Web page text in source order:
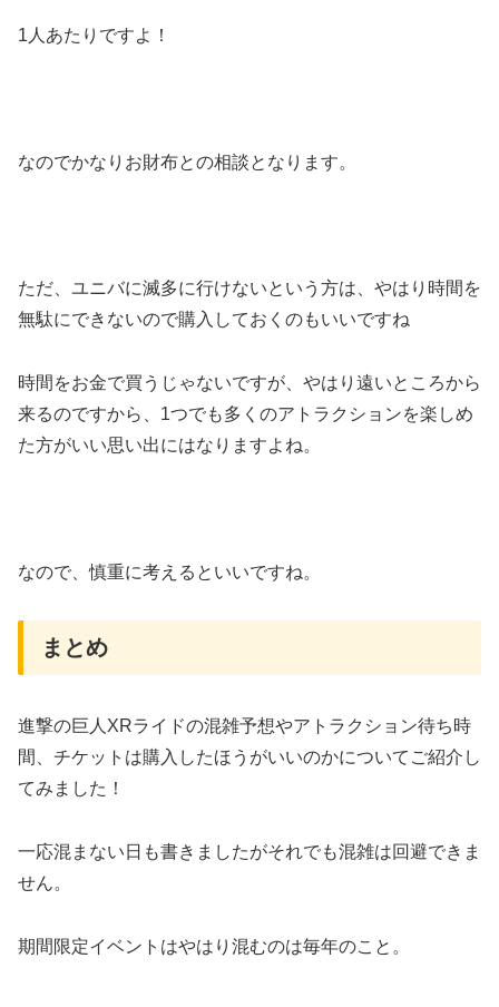
1人あたりですよ！
なのでかなりお財布との相談となります。
ただ、ユニバに滅多に行けないという方は、やはり時間を
無駄にできないので購入しておくのもいいですね
時間をお金で買うじゃないですが、やはり遠いところから
来るのですから、1つでも多くのアトラクションを楽しめ
た方がいい思い出にはなりますよね。
なので、慎重に考えるといいですね。
まとめ
進撃の巨人XRライドの混雑予想やアトラクション待ち時
間、チケットは購入したほうがいいのかについてご紹介し
てみました！
一応混まない日も書きましたがそれでも混雑は回避できま
せん。
期間限定イベントはやはり混むのは毎年のこと。